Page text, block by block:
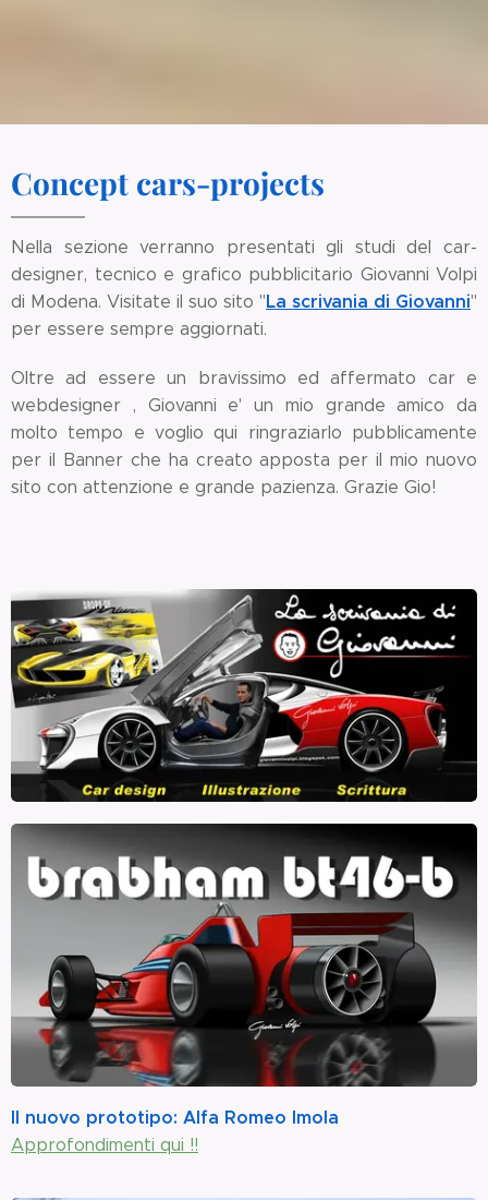
Concept cars-projects
Nella sezione verranno presentati gli studi del car-
designer, tecnico e grafico pubblicitario Giovanni Volpi
di Modena. Visitate il suo sito "La scrivania di Giovanni"
per essere sempre aggiornati.
Oltre ad essere un bravissimo ed affermato car e
webdesigner , Giovanni e' un mio grande amico da
molto tempo e voglio qui ringraziarlo pubblicamente
per il Banner che ha creato apposta per il mio nuovo
sito con attenzione e grande pazienza. Grazie Gio!
Il nuovo prototipo: Alfa Romeo Imola
Approfondimenti qui !!